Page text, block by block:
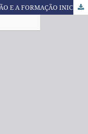
TÉCNICA STOP MOTION DE ANIMAÇÃO E A FORMAÇÃO INICIAL DE PROFESSORES A LUZ DA TEORIA DA APRENDIZAGEM SIGNIFICATIVA CRÍTICA